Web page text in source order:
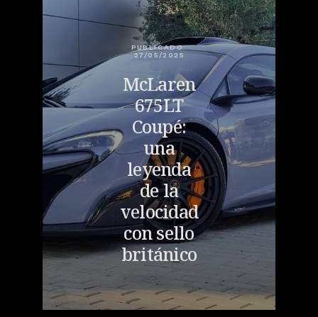
PUBLICADO:
27/05/2025
McLaren
675LT
Coupé:
una
leyenda
de la
velocidad
con sello
británico